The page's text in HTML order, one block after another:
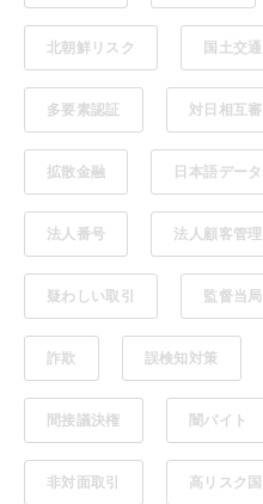
北朝鮮リスク 国土交
多要素認証 対日相互
拡散金融 日本語データ
法人番号 法人顧客管理
疑わしい取引 監督当局
詐欺 誤検知対策
間接議決権 闇バイト
非対面取引 高リスク